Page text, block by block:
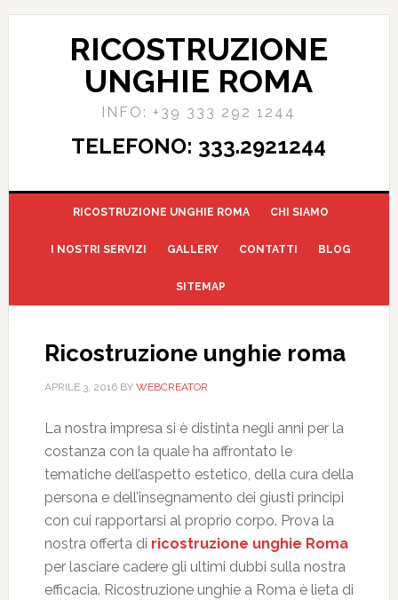
RICOSTRUZIONE
UNGHIE ROMA
INFO: +39 333 292 1244
TELEFONO: 333.2921244
RICOSTRUZIONE UNGHIE ROMA CHI SIAMO
I NOSTRI SERVIZI GALLERY CONTATTI BLOG
SITEMAP
Ricostruzione unghie roma
APRILE 3, 2016BY WEBCREATOR
La nostra impresa si è distinta negli anni per la
costanza con la quale ha affrontato le
tematiche dell’aspetto estetico, della cura della
persona e dell’insegnamento dei giusti principi
con cui rapportarsi al proprio corpo. Prova la
nostra offerta di ricostruzione unghie Roma
per lasciare cadere gli ultimi dubbi sulla nostra
efficacia. Ricostruzione unghie a Roma è lieta di